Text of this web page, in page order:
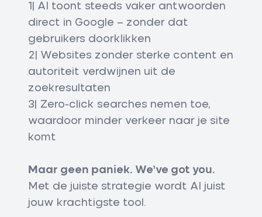
1| AI toont steeds vaker antwoorden
direct in Google – zonder dat
gebruikers doorklikken
2| Websites zonder sterke content en
autoriteit verdwijnen uit de
zoekresultaten
3| Zero-click searches nemen toe,
waardoor minder verkeer naar je site
komt
Maar geen paniek. We’ve got you.
Met de juiste strategie wordt AI juist
jouw krachtigste tool.